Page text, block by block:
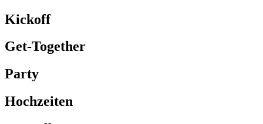
Kickoff
Get-Together
Party
Hochzeiten